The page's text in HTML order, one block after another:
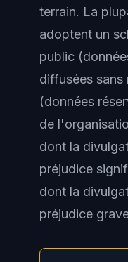
terrain. La
adoptent un
public
diffusées
(données
de
dont la
préjudice
dont la
préjudice